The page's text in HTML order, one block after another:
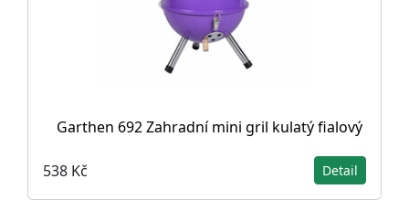
Garthen 692 Zahradní mini gril kulatý fialový
538 Kč Detail